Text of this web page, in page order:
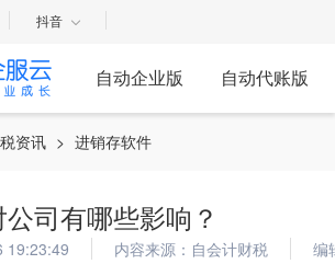
抖音
自动企业版 自动代账版
资讯 > 进销存软件
司有哪些影响？
19:23:49 内容来源：自会计财税 编